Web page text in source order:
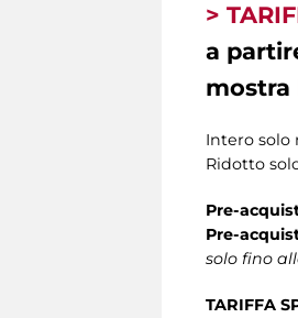
>
a
mostra
Intero solo
Ridotto
Pre-
Pre-
solo fino
TARIFFA